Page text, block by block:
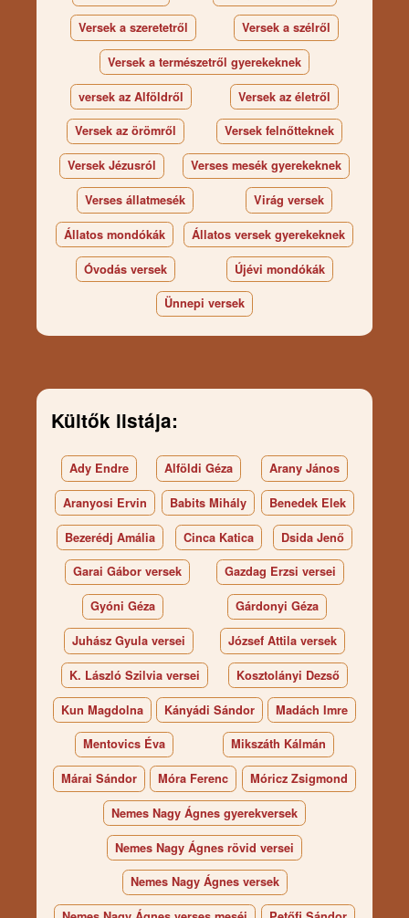
Versek a szeretetről Versek a szélről
Versek a természetről gyerekeknek
versek az Alföldről Versek az életről
Versek az örömről Versek felnőtteknek
Versek Jézusról Verses mesék gyerekeknek
Verses állatmesék Virág versek
Állatos mondókák Állatos versek gyerekeknek
Óvodás versek Újévi mondókák
Ünnepi versek
Kültők listája:
Ady Endre Alföldi Géza Arany János
Aranyosi Ervin Babits Mihály Benedek Elek
Bezerédj Amália Cinca Katica Dsida Jenő
Garai Gábor versek Gazdag Erzsi versei
Gyóni Géza Gárdonyi Géza
Juhász Gyula versei József Attila versek
K. László Szilvia versei Kosztolányi Dezső
Kun Magdolna Kányádi Sándor Madách Imre
Mentovics Éva Mikszáth Kálmán
Márai Sándor Móra Ferenc Móricz Zsigmond
Nemes Nagy Ágnes gyerekversek
Nemes Nagy Ágnes rövid versei
Nemes Nagy Ágnes versek